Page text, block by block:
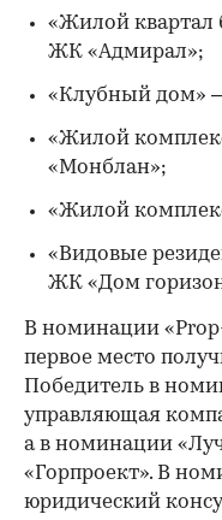
«Жилой квартал
ЖК «Адмирал»;
«Клубный дом»
«Жилой
«Монблан»;
«Жилой
«Видовые
ЖК «Дом
В номинации
первое место
Победитель в
управляющая
а в номинации
«Горпроект». В
юридический